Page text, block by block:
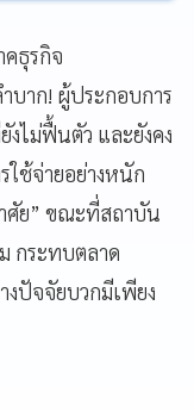
ธุรกิจ
บาก! ผู้ประกอบการ
ไม่ฟื้นตัว และยังคง
ใช้จ่ายอย่างหนัก
ศัย” ขณะที่สถาบัน
กระทบตลาด
ปัจจัยบวกมีเพียง